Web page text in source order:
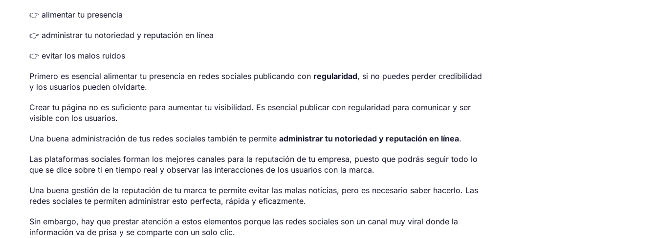
👉 alimentar tu presencia
👉 administrar tu notoriedad y reputación en línea
👉 evitar los malos ruidos
Primero es esencial alimentar tu presencia en redes sociales publicando con regularidad, si no puedes perder credibilidad
y los usuarios pueden olvidarte.
Crear tu página no es suficiente para aumentar tu visibilidad. Es esencial publicar con regularidad para comunicar y ser
visible con los usuarios.
Una buena administración de tus redes sociales también te permite administrar tu notoriedad y reputación en línea.
Las plataformas sociales forman los mejores canales para la reputación de tu empresa, puesto que podrás seguir todo lo
que se dice sobre ti en tiempo real y observar las interacciones de los usuarios con la marca.
Una buena gestión de la reputación de tu marca te permite evitar las malas noticias, pero es necesario saber hacerlo. Las
redes sociales te permiten administrar esto perfecta, rápida y eficazmente.
Sin embargo, hay que prestar atención a estos elementos porque las redes sociales son un canal muy viral donde la
información va de prisa y se comparte con un solo clic.